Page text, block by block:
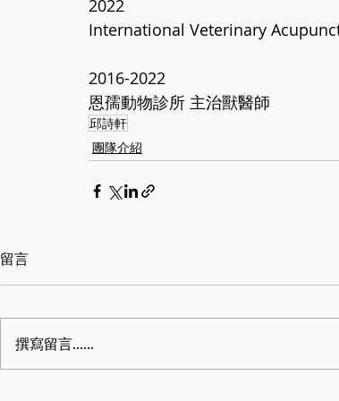
2022
International Veterinary
2016-2022
恩孺動物診所 主治獸醫師
邱詩軒
團隊介紹
留言
撰寫留言......